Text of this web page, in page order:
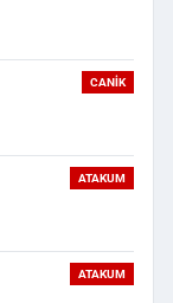
CANIK
ATAKUM
ATAKUM